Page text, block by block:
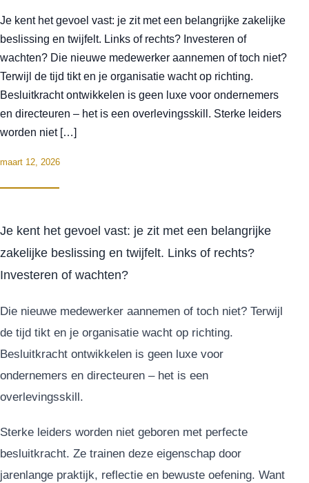
Je kent het gevoel vast: je zit met een belangrijke zakelijke
beslissing en twijfelt. Links of rechts? Investeren of
wachten? Die nieuwe medewerker aannemen of toch niet?
Terwijl de tijd tikt en je organisatie wacht op richting.
Besluitkracht ontwikkelen is geen luxe voor ondernemers
en directeuren – het is een overlevingsskill. Sterke leiders
worden niet […]
maart 12, 2026
Je kent het gevoel vast: je zit met een belangrijke
zakelijke beslissing en twijfelt. Links of rechts?
Investeren of wachten?
Die nieuwe medewerker aannemen of toch niet? Terwijl
de tijd tikt en je organisatie wacht op richting.
Besluitkracht ontwikkelen is geen luxe voor
ondernemers en directeuren – het is een
overlevingsskill.
Sterke leiders worden niet geboren met perfecte
besluitkracht. Ze trainen deze eigenschap door
jarenlange praktijk, reflectie en bewuste oefening. Want